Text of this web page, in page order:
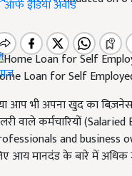
ऑफ इंडिया अवॉर्ड
Loan for Self
आप भी अपना खुद का
वाले कर्मचारियों
and
आय मानदंड के बारे में अधिक